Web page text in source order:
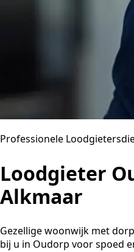
Professionele
Loodgieter
Alkmaar
Gezellige woonwijk met
bij u in Oudorp voor spoed